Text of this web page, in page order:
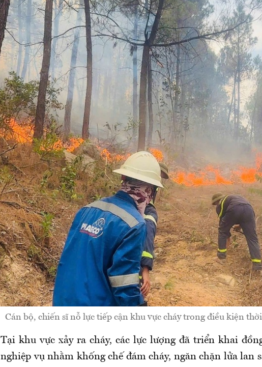
Cán bộ, chiến sĩ nỗ lực tiếp cận khu vực cháy trong điều kiện
Tại khu vực xảy ra cháy, các lực lượng đã triển khai
nghiệp vụ nhằm khống chế đám cháy, ngăn chặn lửa lan